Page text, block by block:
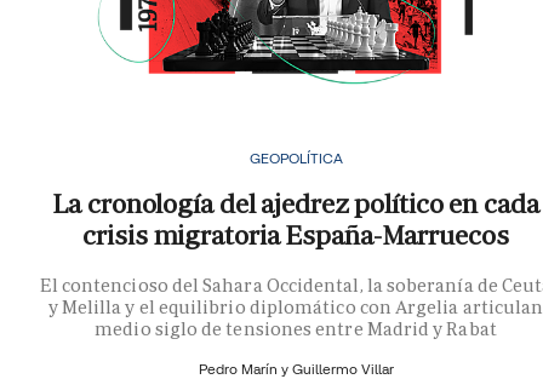
GEOPOLÍTICA
La cronología del ajedrez político en cada
crisis migratoria España-Marruecos
El contencioso del Sahara Occidental, la soberanía de
y Melilla y el equilibrio diplomático con Argelia articulan
medio siglo de tensiones entre Madrid y Rabat
Pedro Marín y Guillermo Villar